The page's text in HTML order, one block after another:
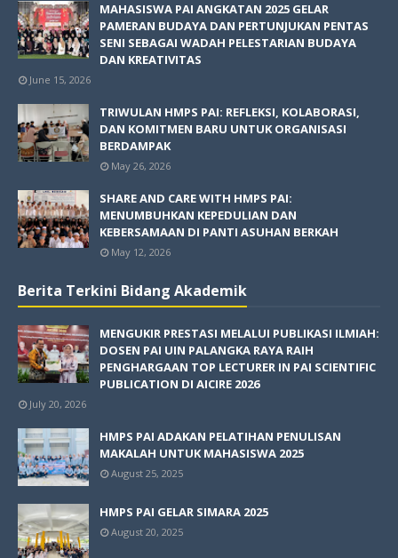
MAHASISWA PAI ANGKATAN 2025 GELAR
PAMERAN BUDAYA DAN PERTUNJUKAN PENTAS
SENI SEBAGAI WADAH PELESTARIAN BUDAYA
DAN KREATIVITAS
June 15, 2026
TRIWULAN HMPS PAI: REFLEKSI, KOLABORASI,
DAN KOMITMEN BARU UNTUK ORGANISASI
BERDAMPAK
May 26, 2026
SHARE AND CARE WITH HMPS PAI:
MENUMBUHKAN KEPEDULIAN DAN
KEBERSAMAAN DI PANTI ASUHAN BERKAH
May 12, 2026
Berita Terkini Bidang Akademik
MENGUKIR PRESTASI MELALUI PUBLIKASI ILMIAH:
DOSEN PAI UIN PALANGKA RAYA RAIH
PENGHARGAAN TOP LECTURER IN PAI SCIENTIFIC
PUBLICATION DI AICIRE 2026
July 20, 2026
HMPS PAI ADAKAN PELATIHAN PENULISAN
MAKALAH UNTUK MAHASISWA 2025
August 25, 2025
HMPS PAI GELAR SIMARA 2025
August 20, 2025